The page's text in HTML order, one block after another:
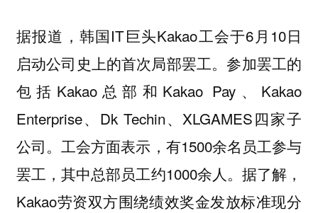
据报道，韩国IT巨头Kakao工会于6月10日
启动公司史上的首次局部罢工。参加罢工的
包括Kakao总部和Kakao Pay、Kakao
Enterprise、Dk Techin、XLGAMES四家子
公司。工会方面表示，有1500余名员工参与
罢工，其中总部员工约1000余人。据了解，
Kakao劳资双方围绕绩效奖金发放标准现分